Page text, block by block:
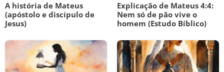
A história de Mateus
(apóstolo e discípulo de
Jesus)
Explicação de Mateus 4:4:
Nem só de pão vive o
homem (Estudo Bíblico)